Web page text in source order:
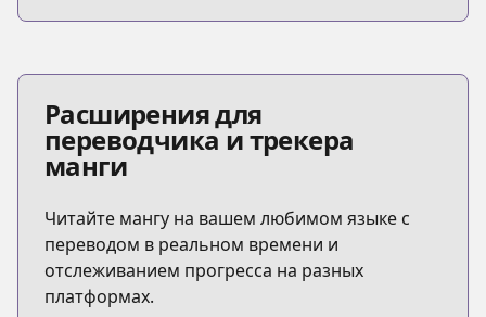
Расширения для
переводчика и трекера
манги
Читайте мангу на вашем любимом языке с
переводом в реальном времени и
отслеживанием прогресса на разных
платформах.